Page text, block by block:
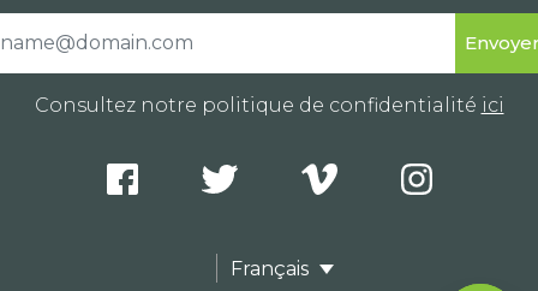
Consultez notre politique de confidentialité ici
Français